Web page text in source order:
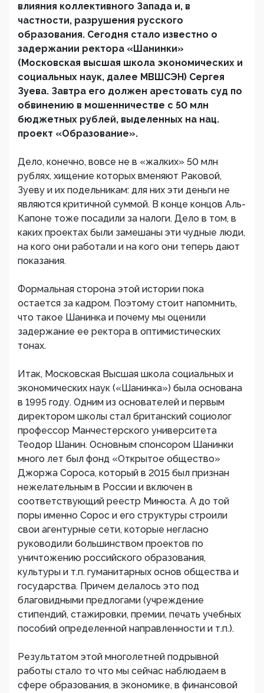
влияния коллективного Запада и, в
частности, разрушения русского
образования. Сегодня стало известно о
задержании ректора «Шанинки»
(Московская высшая школа экономических и
социальных наук, далее МВШСЭН) Сергея
Зуева. Завтра его должен арестовать суд по
обвинению в мошенничестве с 50 млн
бюджетных рублей, выделенных на нац.
проект «Образование».
Дело, конечно, вовсе не в «жалких» 50 млн
рублях, хищение которых вменяют Раковой,
Зуеву и их подельникам: для них эти деньги не
являются критичной суммой. В конце концов Аль-
Капоне тоже посадили за налоги. Дело в том, в
каких проектах были замешаны эти чудные люди,
на кого они работали и на кого они теперь дают
показания.
Формальная сторона этой истории пока
остается за кадром. Поэтому стоит напомнить,
что такое Шанинка и почему мы оценили
задержание ее ректора в оптимистических
тонах.
Итак, Московская Высшая школа социальных и
экономических наук («Шанинка») была основана
в 1995 году. Одним из основателей и первым
директором школы стал британский социолог
профессор Манчестерского университета
Теодор Шанин. Основным спонсором Шанинки
много лет был фонд «Открытое общество»
Джоржа Сороса, который в 2015 был признан
нежелательным в России и включен в
соответствующий реестр Минюста. А до той
поры именно Сорос и его структуры строили
свои агентурные сети, которые негласно
руководили большинством проектов по
уничтожению российского образования,
культуры и т.п. гуманитарных основ общества и
государства. Причем делалось это под
благовидными предлогами (учреждение
стипендий, стажировки, премии, печать учебных
пособий определенной направленности и т.п.).
Результатом этой многолетней подрывной
работы стало то что мы сейчас наблюдаем в
сфере образования, в экономике, в финансовой